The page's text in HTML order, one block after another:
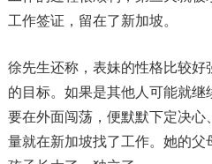
工作签证，留在了新加坡。
徐先生还称，表妹的性格比较好
的目标。如果是其他人可能就
要在外面闯荡，便默默下定决
量就在新加坡找了工作。她的